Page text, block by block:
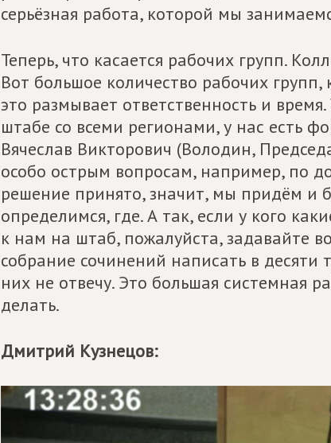
серьёзная работа, которой мы
Теперь, что касается рабочих групп.
Вот большое количество рабочих
это размывает ответственность и
штабе со всеми регионами, у нас есть
Вячеслав Викторович (Володин,
особо острым вопросам, например, по
решение принято, значит, мы придём и
определимся, где. А так, если у кого
к нам на штаб, пожалуйста, задавайте
собрание сочинений написать в
них не отвечу. Это большая системная
делать.
Дмитрий Кузнецов: